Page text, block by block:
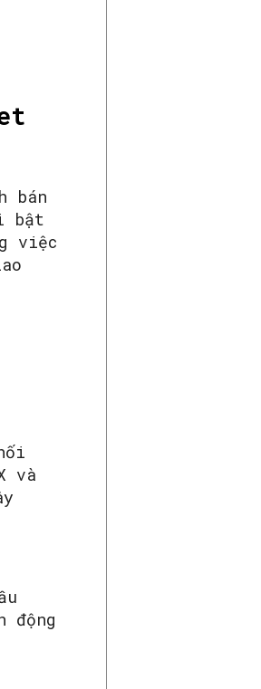
bán
bật
việc
và
động